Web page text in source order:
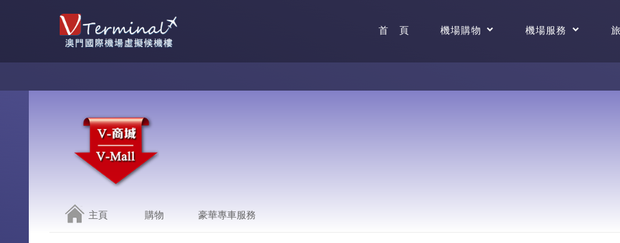
首 頁 機場購物 機場服務
主頁 購物 豪華專車服務